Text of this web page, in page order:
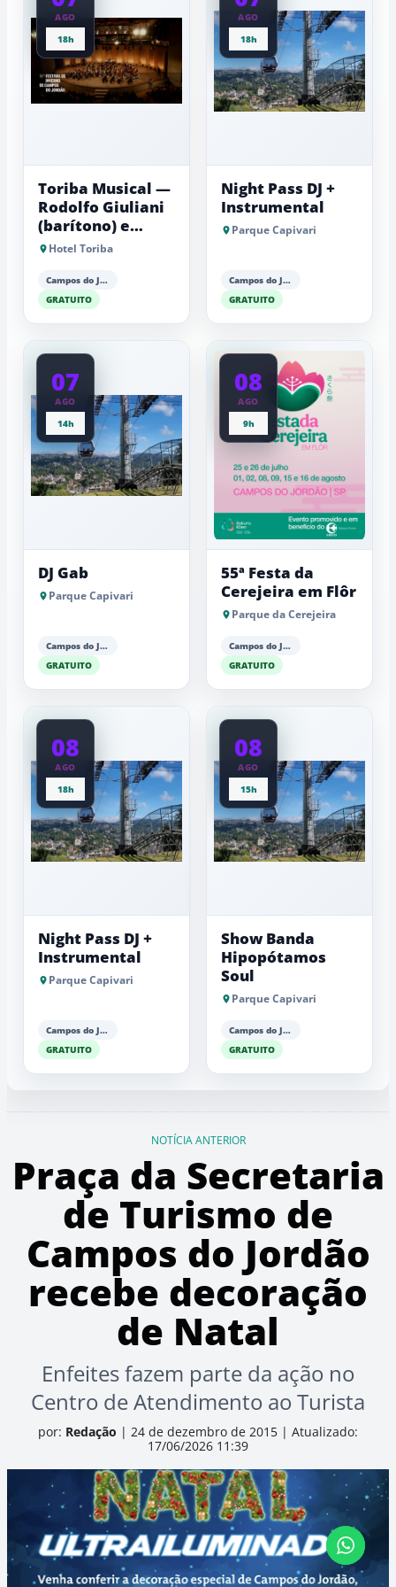
AGO
18h
Toriba Musical —
Rodolfo Giuliani
(barítono) e
Antonio Luiz
Hotel Toriba
Campos do Jordão
GRATUITO
AGO
18h
Night Pass DJ +
Instrumental
Parque Capivari
Campos do Jordão
GRATUITO
07
AGO
14h
DJ Gab
Parque Capivari
Campos do Jordão
GRATUITO
08
AGO
9h
55ª Festa da
Cerejeira em Flôr
Parque da Cerejeira
Campos do Jordão
GRATUITO
08
AGO
18h
Night Pass DJ +
Instrumental
Parque Capivari
Campos do Jordão
GRATUITO
08
AGO
15h
Show Banda
Hipopótamos
Soul
Parque Capivari
Campos do Jordão
GRATUITO
NOTÍCIA ANTERIOR
Praça da Secretaria
de Turismo de
Campos do Jordão
recebe decoração
de Natal
Enfeites fazem parte da ação no
Centro de Atendimento ao Turista
por: Redação | 24 de dezembro de 2015 | Atualizado:
17/06/2026 11:39